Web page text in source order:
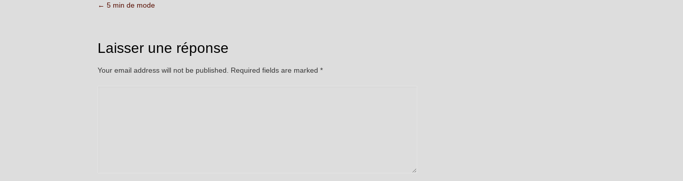
← 5 min de mode
Laisser une réponse
Your email address will not be published. Required fields are marked *